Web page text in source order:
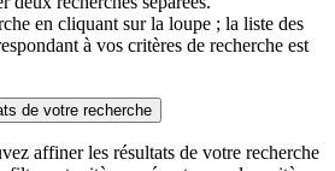
en cliquant sur la loupe ; la liste des
à vos critères de recherche est
de votre recherche
affiner les résultats de votre recherche